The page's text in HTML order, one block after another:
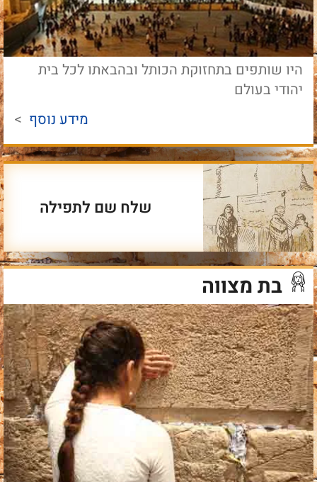
היו שותפים בתחזוקת הכותל ובהבאתו לכל בית
יהודי בעולם
מידע נוסף >
שלח שם לתפילה
בת מצווה